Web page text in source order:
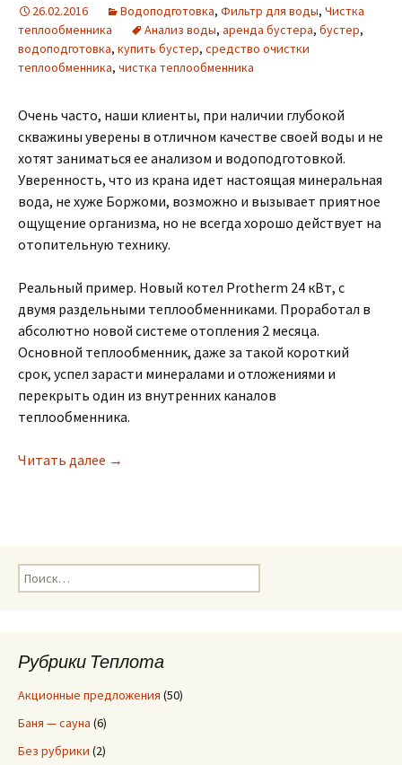
26.02.2016 Водоподготовка, Фильтр для воды, Чистка
теплообменника
Анализ воды, аренда бустера, бустер,
водоподготовка, купить бустер, средство очистки
теплообменника, чистка теплообменника
Очень часто, наши клиенты, при наличии глубокой
скважины уверены в отличном качестве своей воды и не
хотят заниматься ее анализом и водоподготовкой.
Уверенность, что из крана идет настоящая минеральная
вода, не хуже Боржоми, возможно и вызывает приятное
ощущение организма, но не всегда хорошо действует на
отопительную технику.
Реальный пример. Новый котел Protherm 24 кВт, с
двумя раздельными теплообменниками. Проработал в
абсолютно новой системе отопления 2 месяца.
Основной теплообменник, даже за такой короткий
срок, успел зарасти минералами и отложениями и
перекрыть один из внутренних каналов
теплообменника.
Читать далее Чистка теплообменника котла. Причины и
→
Н
а
:Рубрики Теплота
Акционные предложения (50)
Баня — сауна (6)
Без рубрики (2)